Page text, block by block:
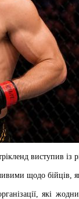
виступив із
щодо
які